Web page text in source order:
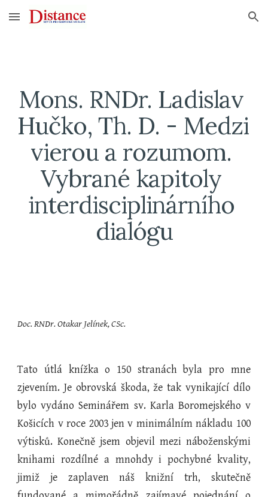
Skip to main content Skip to navigation
Mons. RNDr. Ladislav
Hučko, Th. D. - Medzi
vierou a rozumom.
Vybrané kapitoly
interdisciplinárního
dialógu
Doc. RNDr. Otakar Jelínek, CSc.
Tato útlá knížka o 150 stranách byla pro mne
zjevením. Je obrovská škoda, že tak vynikající dílo
bylo vydáno Seminářem sv. Karla Boromejského v
Košicích v roce 2003 jen v minimálním nákladu 100
výtisků. Konečně jsem objevil mezi náboženskými
knihami rozdílné a mnohdy i pochybné kvality,
jimiž je zaplaven náš knižní trh, skutečně